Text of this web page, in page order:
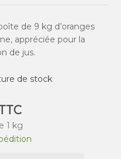
de 9 kg d’oranges
appréciée pour la
de jus.
de stock
1 kg